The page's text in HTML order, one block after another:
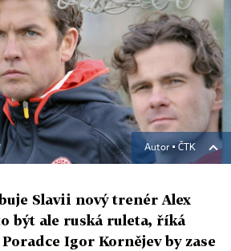
Autor ▪ ČTK
Slavii nový trenér Alex
být ale ruská ruleta, říká
Igor Kornějev by zase